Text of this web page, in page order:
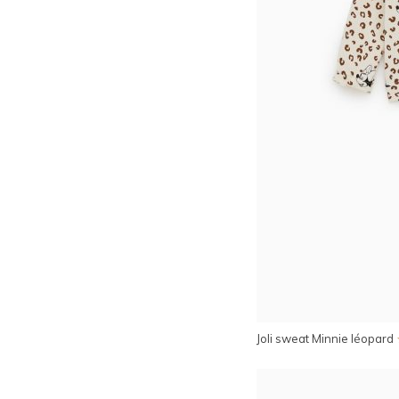
Joli sweat Minnie léopard